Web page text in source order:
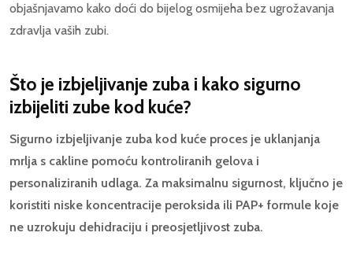
objašnjavamo kako doći do bijelog osmijeha bez ugrožavanja
zdravlja vaših zubi.
Što je izbjeljivanje zuba i kako sigurno
izbijeliti zube kod kuće?
Sigurno izbjeljivanje zuba kod kuće proces je uklanjanja
mrlja s cakline pomoću kontroliranih gelova i
personaliziranih udlaga. Za maksimalnu sigurnost, ključno je
koristiti niske koncentracije peroksida ili PAP+ formule koje
ne uzrokuju dehidraciju i preosjetljivost zuba.